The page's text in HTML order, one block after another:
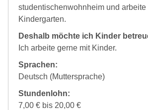
studentischenwohnheim und
Kindergarten.
Deshalb möchte ich Kinder
Ich arbeite gerne mit Kinder.
Sprachen:
Deutsch (Muttersprache)
Stundenlohn:
7,00 € bis 20,00 €